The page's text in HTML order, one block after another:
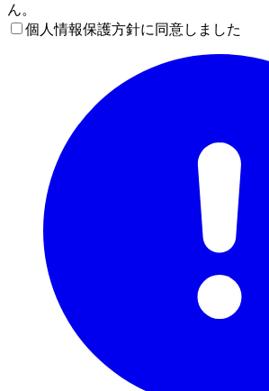
ん。
個人情報保護方針に同意しました